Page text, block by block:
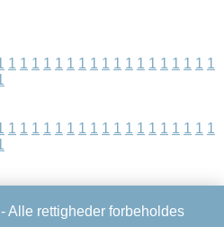
1 1 1 1 1 1 1 1 1 1 1 1 1 1 1 1 1 1
1 1 1 1 1 1 1 1 1 1 1 1 1 1 1 1 1 1
- Alle rettigheder forbeholdes